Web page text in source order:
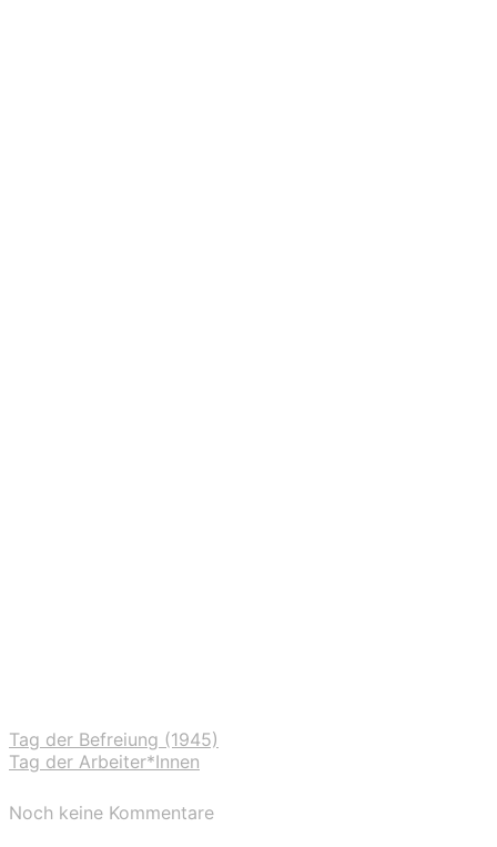
Tag der Befreiung (1945)
Tag der Arbeiter*Innen
Noch keine Kommentare